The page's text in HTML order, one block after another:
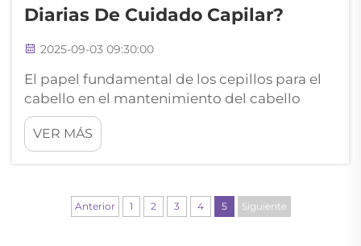
Diarias De Cuidado Capilar?
2025-09-03 09:30:00
El papel fundamental de los cepillos para el
cabello en el mantenimiento del cabello
saludable. Cuando se trata del cuidado diario
del cabello, hay una herramienta que destaca
por ser insustituible: el cepillo para el cabello.
mucho más que simplemente desenredar tu
cabello. Un buen cepillo para el cabello...
VER MÁS
Anterior 1 2 3 4 5 Siguiente